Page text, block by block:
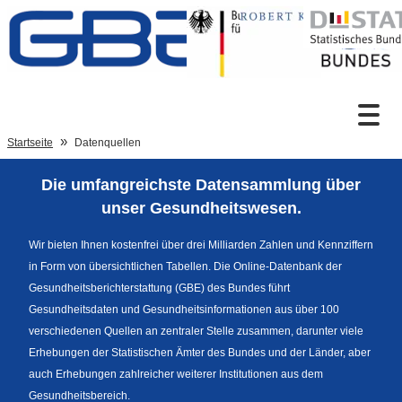
Zum Inhalt
Sprachumschaltung
Fußzeile
Startseite Datenquellen
Die umfangreichste Datensammlung über
unser Gesundheitswesen.
Wir bieten Ihnen kostenfrei über drei Milliarden Zahlen und Kennziffern
in Form von übersichtlichen Tabellen. Die Online-Datenbank der
Gesundheitsberichterstattung (GBE) des Bundes führt
Gesundheitsdaten und Gesundheitsinformationen aus über 100
verschiedenen Quellen an zentraler Stelle zusammen, darunter viele
Erhebungen der Statistischen Ämter des Bundes und der Länder, aber
auch Erhebungen zahlreicher weiterer Institutionen aus dem
Gesundheitsbereich.